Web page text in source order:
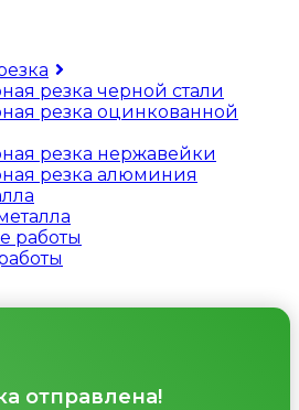
резка черной стали
резка оцинкованной
резка нержавейки
резка алюминия
работы
отправлена!